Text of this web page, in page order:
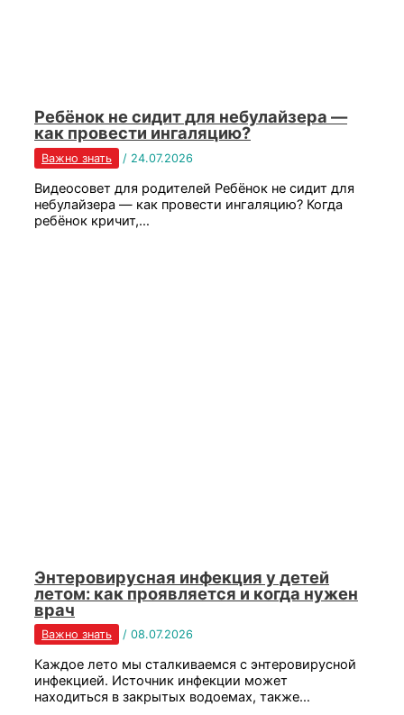
Ребёнок не сидит для небулайзера —
как провести ингаляцию?
Важно знать / 24.07.2026
Видеосовет для родителей Ребёнок не сидит для
небулайзера — как провести ингаляцию? Когда
ребёнок кричит,…
Энтеровирусная инфекция у детей
летом: как проявляется и когда нужен
врач
Важно знать / 08.07.2026
Каждое лето мы сталкиваемся с энтеровирусной
инфекцией. Источник инфекции может
находиться в закрытых водоемах, также…